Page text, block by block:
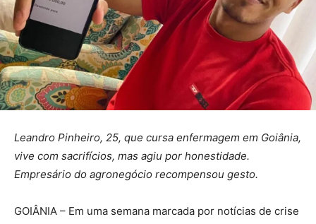
Leandro Pinheiro, 25, que cursa enfermagem em Goiânia,
vive com sacrifícios, mas agiu por honestidade.
Empresário do agronegócio recompensou gesto.
GOIÂNIA – Em uma semana marcada por notícias de crise